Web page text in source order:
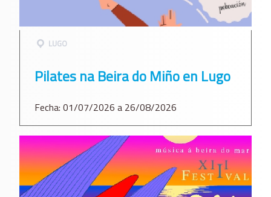
LUGO
Pilates na Beira do Miño en Lugo
Fecha: 01/07/2026 a 26/08/2026